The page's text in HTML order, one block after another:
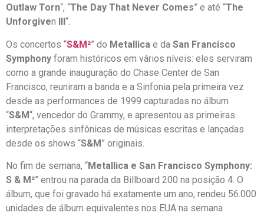
Outlaw Torn“, “The Day That Never Comes” e até “The
Unforgiven “.
Os concertos “S&M²” do Metallica e da San Francisco
Symphony foram históricos em vários níveis: eles serviram
como a grande inauguração do Chase Center de San
Francisco, reuniram a banda e a Sinfonia pela primeira vez
desde as performances de 1999 capturadas no álbum
“S&M“, vencedor do Grammy, e apresentou as primeiras
interpretações sinfônicas de músicas escritas e lançadas
desde os shows “S&M” originais.
No fim de semana, “Metallica e San Francisco Symphony:
S & M²” entrou na parada da Billboard 200 na posição 4. O
álbum, que foi gravado há exatamente um ano, rendeu 56.000
unidades de álbum equivalentes nos EUA na semana